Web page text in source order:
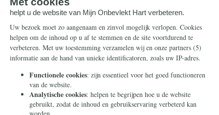
Hoe Catharina van Genua de heilige
van de 'goddelijke liefde' werd
Catharina had een moeilijke start in haar
leven. Zij zat gevangen in een
is het een krachtig getuigenis van genade.
Lees meer